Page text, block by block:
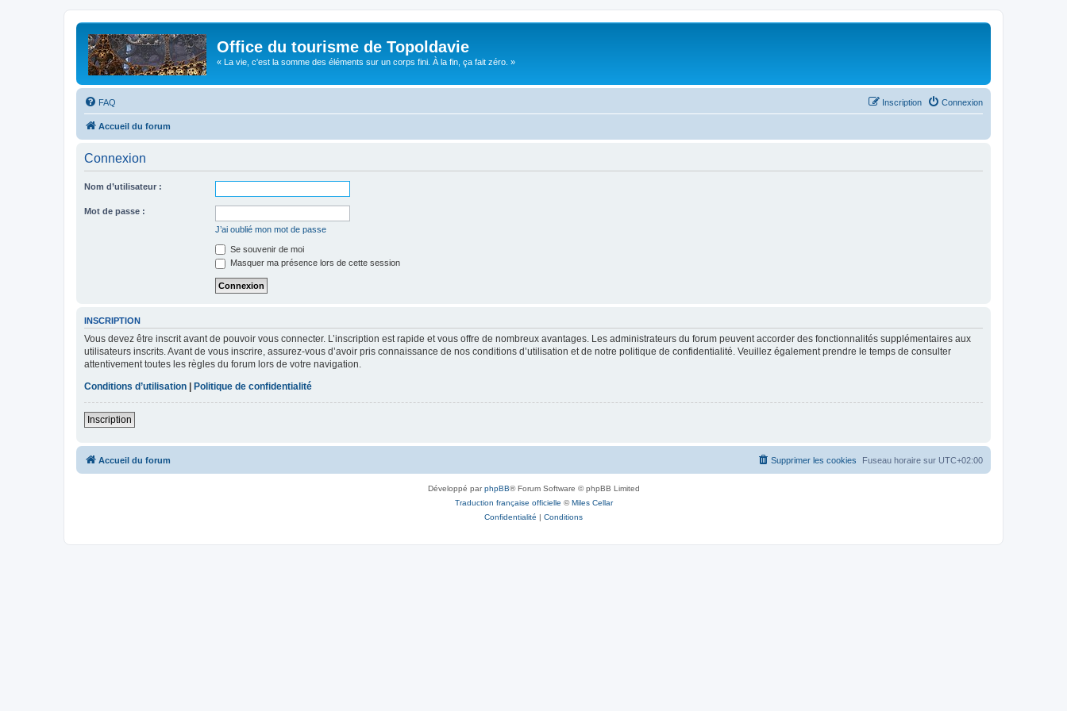
Office du tourisme de Topoldavie
« La vie, c'est la somme des éléments sur un corps fini. À la fin, ça fait zéro. »
FAQ Connexion
Inscription
Accueil du forum
Connexion
Nom d’utilisateur :
Mot de passe :
J’ai oublié mon mot de passe
Se souvenir de moi
Masquer ma présence lors de cette session
INSCRIPTION
Vous devez être inscrit avant de pouvoir vous connecter. L’inscription est rapide et vous offre de nombreux avantages. Les administrateurs du forum peuvent accorder des fonctionnalités supplémentaires aux
utilisateurs inscrits. Avant de vous inscrire, assurez-vous d’avoir pris connaissance de nos conditions d’utilisation et de notre politique de confidentialité. Veuillez également prendre le temps de consulter
attentivement toutes les règles du forum lors de votre navigation.
Conditions d’utilisation
Politique de confidentialité
Inscription
Accueil du forum Fuseau horaire sur UTC+02:00
Supprimer les cookies
Développé parphpBB® Forum Software © phpBB Limited
Traduction française officielle ©Miles Cellar
Confidentialité | Conditions